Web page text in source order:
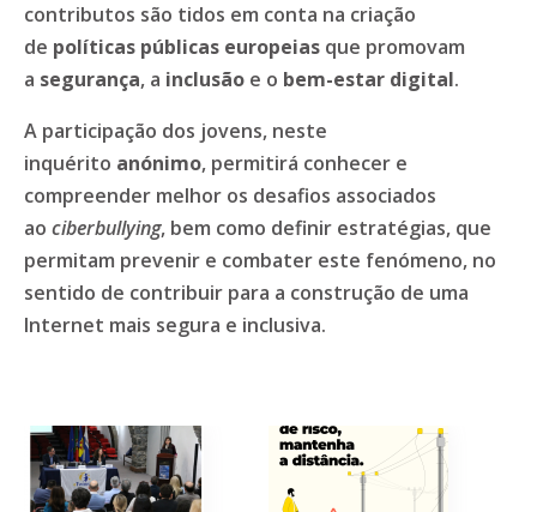
contributos são tidos em conta na criação
de políticas públicas europeias que promovam
a segurança, a inclusão e o bem-estar digital.
A participação dos jovens, neste
inquérito anónimo, permitirá conhecer e
compreender melhor os desafios associados
ao ciberbullying, bem como definir estratégias, que
permitam prevenir e combater este fenómeno, no
sentido de contribuir para a construção de uma
Internet mais segura e inclusiva.